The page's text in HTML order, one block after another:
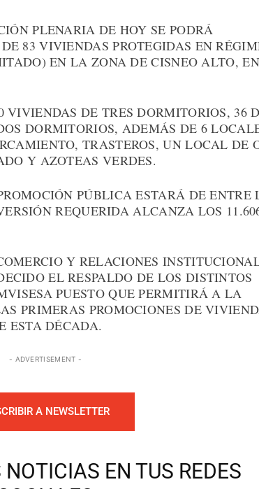
PLENARIA DE HOY SE PODRÁ
83 VIVIENDAS PROTEGIDAS EN
EN LA ZONA DE CISNEO ALTO,
VIVIENDAS DE TRES DORMITORIOS, 36
DORMITORIOS, ADEMÁS DE 6
TRASTEROS, UN LOCAL DE
Y AZOTEAS VERDES.
PÚBLICA ESTARÁ DE ENTRE
REQUERIDA ALCANZA LOS
Y RELACIONES
EL RESPALDO DE LOS DISTINTOS
PUESTO QUE PERMITIRÁ A LA
PRIMERAS PROMOCIONES DE
ESTA DÉCADA.
- ADVERTISEMENT -
A NEWSLETTER
EN TUS REDES